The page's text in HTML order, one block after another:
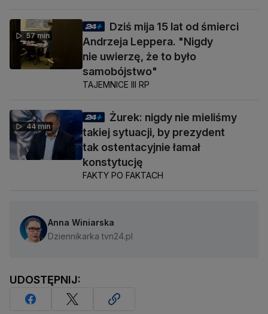
57 min
Dziś mija 15 lat od śmierci
Andrzeja Leppera. "Nigdy
nie uwierzę, że to było
samobójstwo"
TAJEMNICE III RP
44 min
Żurek: nigdy nie mieliśmy
takiej sytuacji, by prezydent
tak ostentacyjnie łamał
konstytucję
FAKTY PO FAKTACH
Anna Winiarska
Dziennikarka tvn24.pl
UDOSTĘPNIJ: